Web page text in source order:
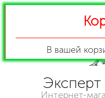
Интернет-
В вашей